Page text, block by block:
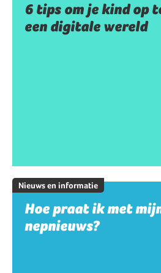
6 tips om je kind op
een digitale wereld
Nieuws en informatie
Hoe praat ik met
nepnieuws?